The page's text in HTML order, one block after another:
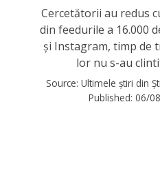
Cercetătorii au redus
din feedurile a 16.000
și Instagram, timp de
lor nu s-au
Source: Ultimele știri din
Published: 06/